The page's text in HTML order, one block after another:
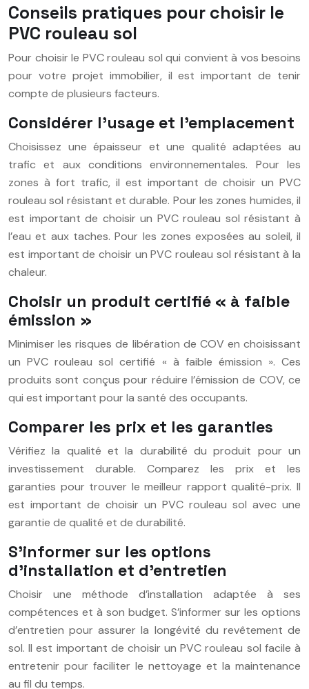
Conseils pratiques pour choisir le
PVC rouleau sol
Pour choisir le PVC rouleau sol qui convient à vos besoins
pour votre projet immobilier, il est important de tenir
compte de plusieurs facteurs.
Considérer l’usage et l’emplacement
Choisissez une épaisseur et une qualité adaptées au
trafic et aux conditions environnementales. Pour les
zones à fort trafic, il est important de choisir un PVC
rouleau sol résistant et durable. Pour les zones humides, il
est important de choisir un PVC rouleau sol résistant à
l’eau et aux taches. Pour les zones exposées au soleil, il
est important de choisir un PVC rouleau sol résistant à la
chaleur.
Choisir un produit certifié « à faible
émission »
Minimiser les risques de libération de COV en choisissant
un PVC rouleau sol certifié « à faible émission ». Ces
produits sont conçus pour réduire l’émission de COV, ce
qui est important pour la santé des occupants.
Comparer les prix et les garanties
Vérifiez la qualité et la durabilité du produit pour un
investissement durable. Comparez les prix et les
garanties pour trouver le meilleur rapport qualité-prix. Il
est important de choisir un PVC rouleau sol avec une
garantie de qualité et de durabilité.
S’informer sur les options
d’installation et d’entretien
Choisir une méthode d’installation adaptée à ses
compétences et à son budget. S’informer sur les options
d’entretien pour assurer la longévité du revêtement de
sol. Il est important de choisir un PVC rouleau sol facile à
entretenir pour faciliter le nettoyage et la maintenance
au fil du temps.